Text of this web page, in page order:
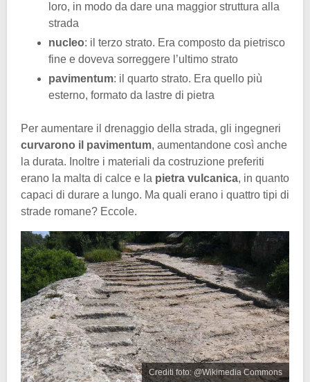
loro, in modo da dare una maggior struttura alla
strada
nucleo: il terzo strato. Era composto da pietrisco
fine e doveva sorreggere l’ultimo strato
pavimentum: il quarto strato. Era quello più
esterno, formato da lastre di pietra
Per aumentare il drenaggio della strada, gli ingegneri
curvarono il pavimentum, aumentandone così anche
la durata. Inoltre i materiali da costruzione preferiti
erano la malta di calce e la pietra vulcanica, in quanto
capaci di durare a lungo. Ma quali erano i quattro tipi di
strade romane? Eccole.
Crediti foto: @Wikimedia Commons